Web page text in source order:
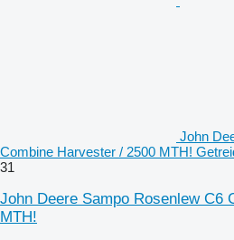
John
Combine Harvester / 2500 MTH!
31
John Deere Sampo Rosenlew C6
MTH!